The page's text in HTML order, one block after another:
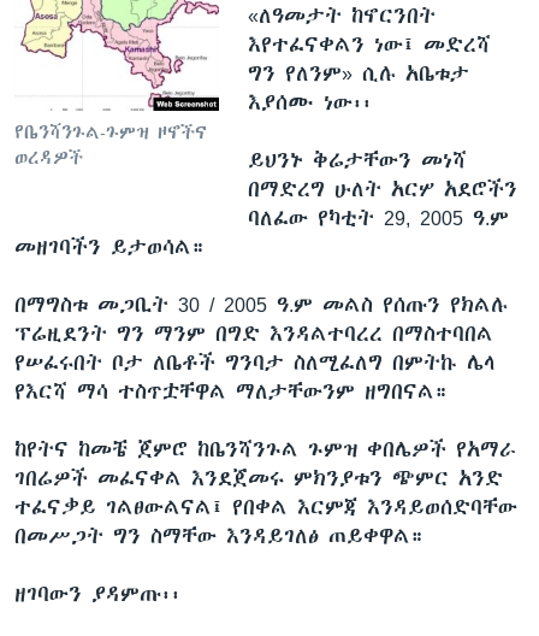
የቤንሻንጉል-ጉምዝ ዞኖችና
ወረዳዎች
«ለዓመታት ከኖርንበት
እየተፈናቀልን ነው፤ መድረሻ
ግን የለንም» ሲሉ አቤቱታ
እያሰሙ ነው፡፡
ይህንኑ ቅሬታቸውን መነሻ
በማድረግ ሁለት አርሦ አደሮችን
ባለፈው የካቲት 29, 2005 ዓ.ም
መዘገባችን ይታወሳል።
በማግስቱ መጋቢት 30 / 2005 ዓ.ም መልስ የሰጡን የክልሉ
ፕሬዚደንት ግን ማንም በግድ እንዳልተባረረ በማስተባበል
የሠፈሩበት ቦታ ለቤቶች ግንባታ ስለሚፈለግ በምትኩ ሌላ
የእርሻ ማሳ ተስጥቷቸዋል ማለታቸውንም ዘግበናል።
ከየትና ከመቼ ጀምሮ ከቤንሻንጉል ጉምዝ ቀበሌዎች የአማራ
ገበሬዎች መፈናቀል እንደጀመሩ ምክንያቱን ጭምር አንድ
ተፈናቃይ ገልፀውልናል፤ የበቀል እርምጃ እንዳይወሰድባቸው
በመሥጋት ግን ስማቸው እንዳይገለፅ ጠይቀዋል።
ዘገባውን ያዳምጡ፡፡